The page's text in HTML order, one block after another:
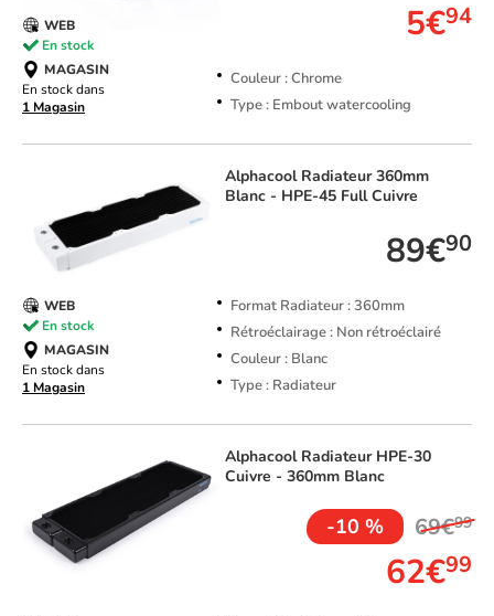
5€94
Couleur : Chrome
Type : Embout watercooling
WEB
En stock
MAGASIN
En stock dans
1 Magasin
Alphacool Radiateur 360mm
Blanc - HPE-45 Full Cuivre
89€90
Format Radiateur : 360mm
Rétroéclairage : Non rétroéclairé
Couleur : Blanc
Type : Radiateur
WEB
En stock
MAGASIN
En stock dans
1 Magasin
Alphacool Radiateur HPE-30
Cuivre - 360mm Blanc
-10 % 69€99
62€99